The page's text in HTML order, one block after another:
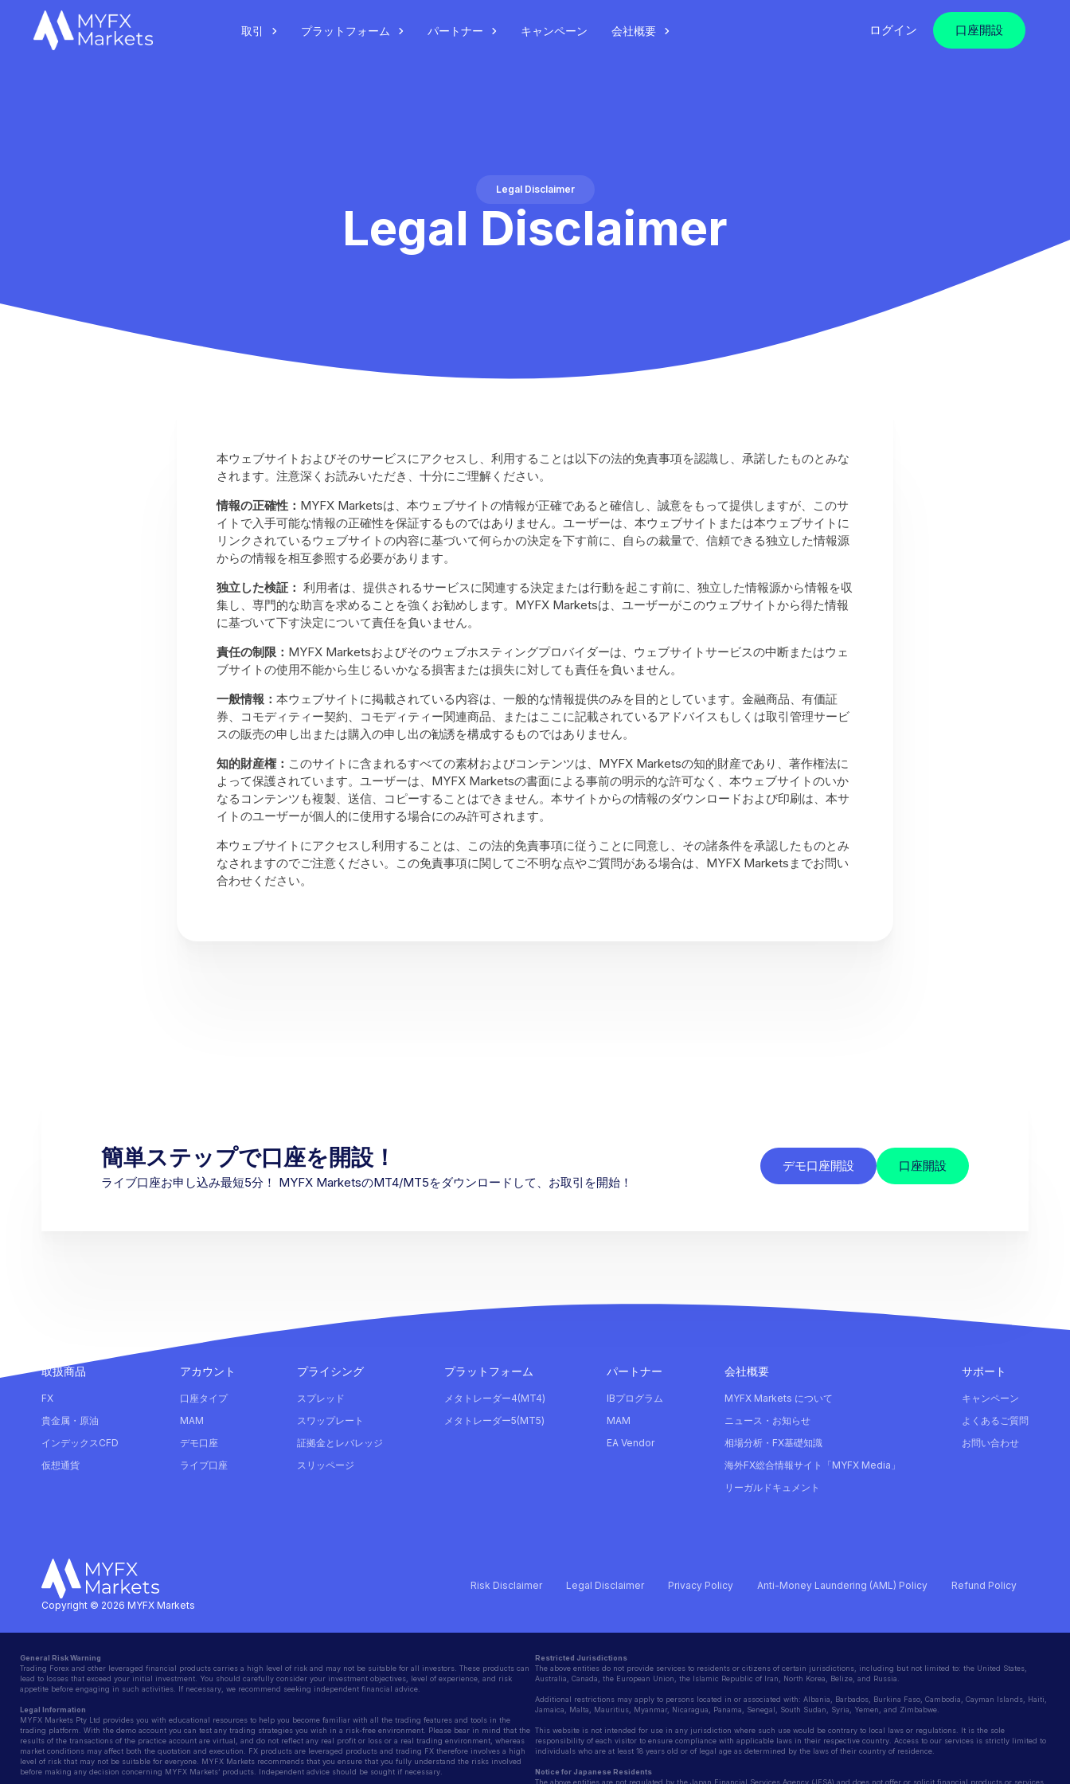
取引 プラットフォーム パートナー キャンペーン 会社概要 ログイン 口座開設
Legal Disclaimer
Legal Disclaimer
本ウェブサイトおよびそのサービスにアクセスし、利用することは以下の法的免責事項を認識し、承諾したものとみな
されます。注意深くお読みいただき、十分にご理解ください。
情報の正確性： MYFX Marketsは、本ウェブサイトの情報が正確であると確信し、誠意をもって提供しますが、このサ
イトで入手可能な情報の正確性を保証するものではありません。ユーザーは、本ウェブサイトまたは本ウェブサイトに
リンクされているウェブサイトの内容に基づいて何らかの決定を下す前に、自らの裁量で、信頼できる独立した情報源
からの情報を相互参照する必要があります。
独立した検証： 利用者は、提供されるサービスに関連する決定または行動を起こす前に、独立した情報源から情報を収
集し、専門的な助言を求めることを強くお勧めします。MYFX Marketsは、ユーザーがこのウェブサイトから得た情報
に基づいて下す決定について責任を負いません。
責任の制限： MYFX Marketsおよびそのウェブホスティングプロバイダーは、ウェブサイトサービスの中断またはウェ
ブサイトの使用不能から生じるいかなる損害または損失に対しても責任を負いません。
一般情報： 本ウェブサイトに掲載されている内容は、一般的な情報提供のみを目的としています。金融商品、有価証
券、コモディティー契約、コモディティー関連商品、またはここに記載されているアドバイスもしくは取引管理サービ
スの販売の申し出または購入の申し出の勧誘を構成するものではありません。
知的財産権： このサイトに含まれるすべての素材およびコンテンツは、MYFX Marketsの知的財産であり、著作権法に
よって保護されています。ユーザーは、MYFX Marketsの書面による事前の明示的な許可なく、本ウェブサイトのいか
なるコンテンツも複製、送信、コピーすることはできません。本サイトからの情報のダウンロードおよび印刷は、本サ
イトのユーザーが個人的に使用する場合にのみ許可されます。
本ウェブサイトにアクセスし利用することは、この法的免責事項に従うことに同意し、その諸条件を承認したものとみ
なされますのでご注意ください。この免責事項に関してご不明な点やご質問がある場合は、MYFX Marketsまでお問い
合わせください。
簡単ステップで口座を開設！
ライブ口座お申し込み最短5分！ MYFX MarketsのMT4/MT5をダウンロードして、お取引を開始！
デモ口座開設 口座開設
取扱商品
FX
貴金属・原油
インデックスCFD
仮想通貨
アカウント
口座タイプ
MAM
デモ口座
ライブ口座
プライシング
スプレッド
スワップレート
証拠金とレバレッジ
スリッページ
プラットフォーム
メタトレーダー4(MT4)
メタトレーダー5(MT5)
パートナー
IBプログラム
MAM
EA Vendor
会社概要
MYFX Markets について
ニュース・お知らせ
相場分析・FX基礎知識
海外FX総合情報サイト「MYFX Media」
リーガルドキュメント
サポート
キャンペーン
よくあるご質問
お問い合わせ
Copyright © 2026 MYFX Markets
Risk Disclaimer Legal Disclaimer Privacy Policy Anti-Money Laundering (AML) Policy Refund Policy
General Risk Warning
Trading Forex and other leveraged financial products carries a high level of risk and may not be suitable for all investors. These products can
lead to losses that exceed your initial investment. You should carefully consider your investment objectives, level of experience, and risk
appetite before engaging in such activities. If necessary, we recommend seeking independent financial advice.
Legal Information
MYFX Markets Pty Ltd provides you with educational resources to help you become familiar with all the trading features and tools in the
trading platform. With the demo account you can test any trading strategies you wish in a risk-free environment. Please bear in mind that the
results of the transactions of the practice account are virtual, and do not reflect any real profit or loss or a real trading environment, whereas
market conditions may affect both the quotation and execution. FX products are leveraged products and trading FX therefore involves a high
level of risk that may not be suitable for everyone. MYFX Markets recommends that you ensure that you fully understand the risks involved
before making any decision concerning MYFX Markets’ products. Independent advice should be sought if necessary.
Restricted Jurisdictions
The above entities do not provide services to residents or citizens of certain jurisdictions, including but not limited to: the United States,
Australia, Canada, the European Union, the Islamic Republic of Iran, North Korea, Belize, and Russia.
Additional restrictions may apply to persons located in or associated with: Albania, Barbados, Burkina Faso, Cambodia, Cayman Islands, Haiti,
Jamaica, Malta, Mauritius, Myanmar, Nicaragua, Panama, Senegal, South Sudan, Syria, Yemen, and Zimbabwe.
This website is not intended for use in any jurisdiction where such use would be contrary to local laws or regulations. It is the sole
responsibility of each visitor to ensure compliance with applicable laws in their respective country. Access to our services is strictly limited to
individuals who are at least 18 years old or of legal age as determined by the laws of their country of residence.
Notice for Japanese Residents
The above entities are not regulated by the Japan Financial Services Agency (JFSA) and does not offer or solicit financial products or services